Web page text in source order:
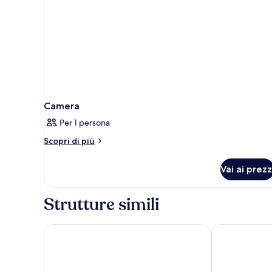
Camera
Per 1 persona
Scopri di più
Altri
Vai ai
Strutture simili
The Hotel @ Fifth Avenue NEW YORKER